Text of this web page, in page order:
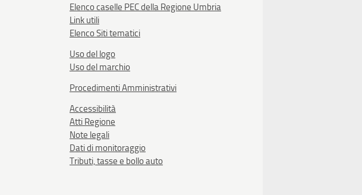
Elenco caselle PEC della Regione Umbria
Link utili
Elenco Siti tematici
Uso del logo
Uso del marchio
Procedimenti Amministrativi
Accessibilità
Atti Regione
Note legali
Dati di monitoraggio
Tributi, tasse e bollo auto